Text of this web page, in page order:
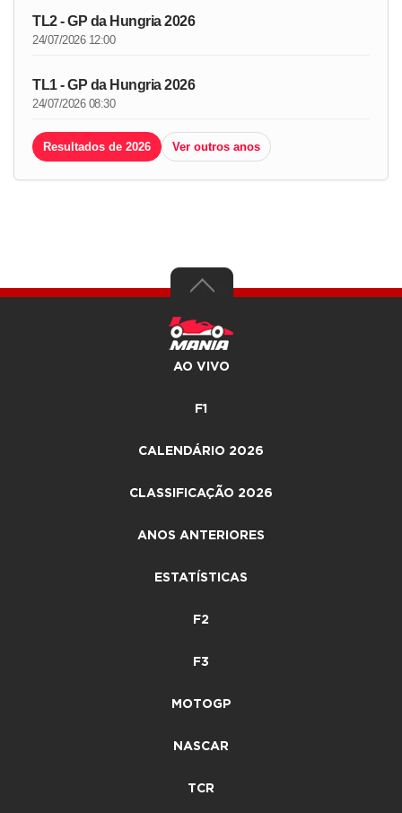
TL2 - GP da Hungria 2026
24/07/2026 12:00
TL1 - GP da Hungria 2026
24/07/2026 08:30
Resultados de 2026 Ver outros anos
AO VIVO
F1
CALENDÁRIO 2026
CLASSIFICAÇÃO 2026
ANOS ANTERIORES
ESTATÍSTICAS
F2
F3
MOTOGP
NASCAR
TCR